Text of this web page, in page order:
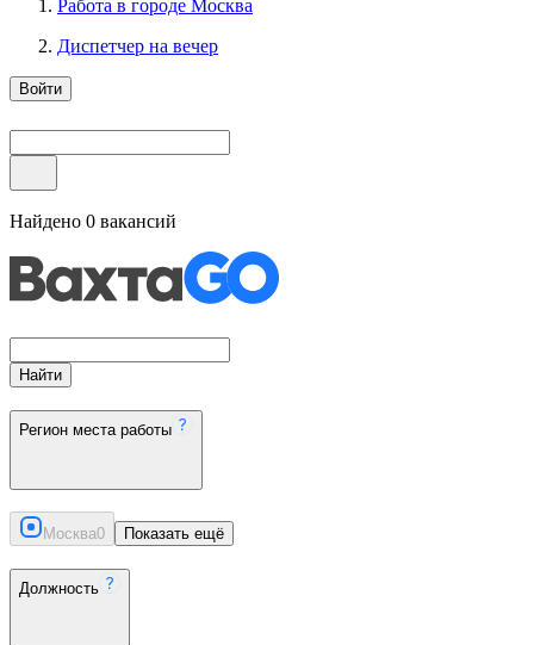
Работа в городе Москва
Диспетчер на вечер
Войти
Найдено 0 вакансий
Найти
Регион места работы
Москва0 Показать ещё
Должность